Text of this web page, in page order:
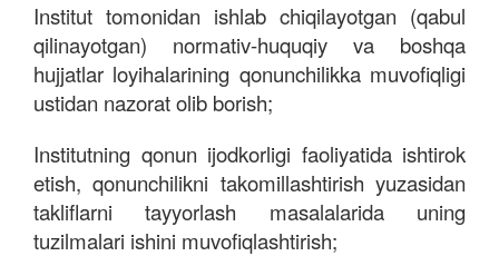
Institut tomonidan ishlab chiqilayotgan (qabul
qilinayotgan) normativ-huquqiy va boshqa
hujjatlar loyihalarining qonunchilikka muvofiqligi
ustidan nazorat olib borish;
Institutning qonun ijodkorligi faoliyatida ishtirok
etish, qonunchilikni takomillashtirish yuzasidan
takliflarni tayyorlash masalalarida uning
tuzilmalari ishini muvofiqlashtirish;